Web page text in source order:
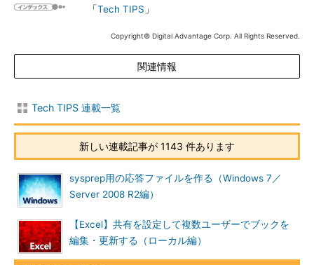
「Tech TIPS 」
Copyright© Digital Advantage Corp. All Rights Reserved.
関連情報
Tech TIPS 連載一覧
新しい連載記事が 1143 件あります
sysprep用の応答ファイルを作る（Windows 7／
Server 2008 R2編）
【Excel】共有を設定して複数ユーザーでブックを
編集・更新する（ローカル編）